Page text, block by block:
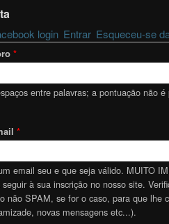
tab) login Entrar Esqueceu-se
*
entre palavras; a pontuação não
*
email seu e que seja válido. MUITO
à sua inscrição no nosso site.
não SPAM, se for o caso, para que lhe
novas mensagens etc...).